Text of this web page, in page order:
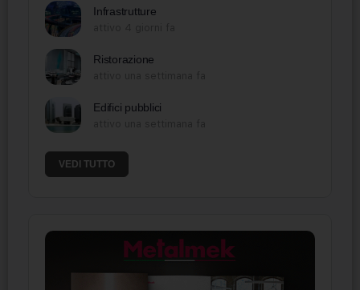
Infrastrutture
Ristorazione
Edifici pubblici
VEDI TUTTO